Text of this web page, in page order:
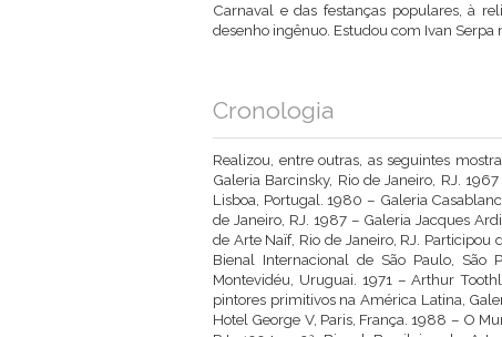
Carnaval e das festanças populares, à
desenho ingênuo. Estudou com Ivan Serpa
Cronologia
Realizou, entre outras, as seguintes
Galeria Barcinsky, Rio de Janeiro, RJ.
Lisboa, Portugal. 1980 – Galeria
de Janeiro, RJ. 1987 – Galeria Jacques
de Arte Naïf, Rio de Janeiro, RJ.
Bienal Internacional de São Paulo, São
Montevidéu, Uruguai. 1971 – Arthur
pintores primitivos na América Latina,
Hotel George V, Paris, França. 1988 – O